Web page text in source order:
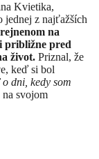
Kvietika,
jednej z najťažších
na
približne pred
život. Priznal, že
keď si bol
o dni, kedy som
svojom